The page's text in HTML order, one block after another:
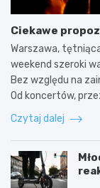
Ciekawe
Warszawa,
weekend szeroki
Bez względu na
Od koncertów,
Czytaj dalej